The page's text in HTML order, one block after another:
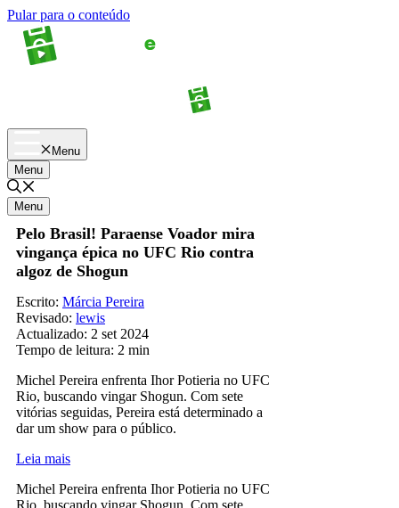
Pular para o conteúdo
Menu
Menu
Menu
Pelo Brasil! Paraense Voador mira
vingança épica no UFC Rio contra
algoz de Shogun
Escrito: Márcia Pereira
Revisado: lewis
Actualizado: 2 set 2024
Tempo de leitura: 2 min
Michel Pereira enfrenta Ihor Potieria no UFC
Rio, buscando vingar Shogun. Com sete
vitórias seguidas, Pereira está determinado a
dar um show para o público.
Leia mais
Michel Pereira enfrenta Ihor Potieria no UFC
Rio, buscando vingar Shogun. Com sete